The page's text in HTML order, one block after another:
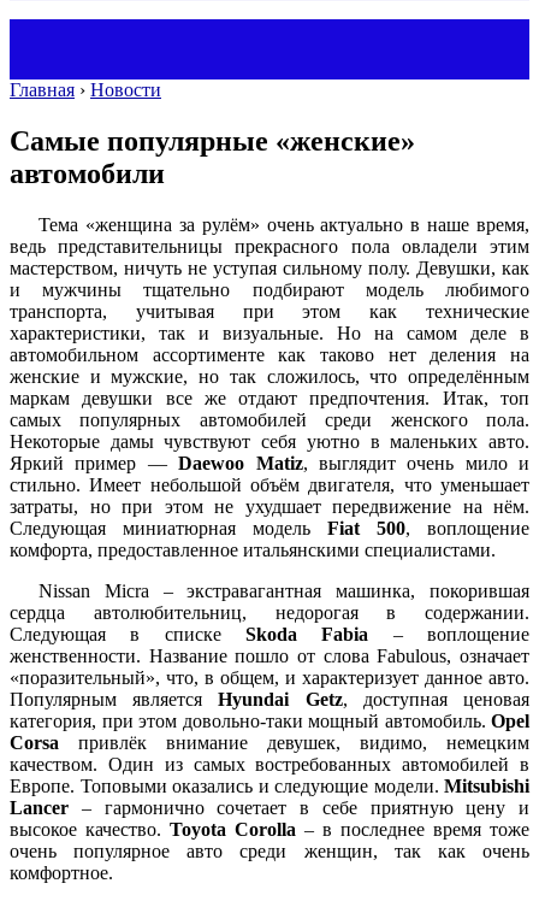
Главная › Новости
Самые популярные «женские»
автомобили
Тема «женщина за рулём» очень актуально в наше время,
ведь представительницы прекрасного пола овладели этим
мастерством, ничуть не уступая сильному полу. Девушки, как
и мужчины тщательно подбирают модель любимого
транспорта, учитывая при этом как технические
характеристики, так и визуальные. Но на самом деле в
автомобильном ассортименте как таково нет деления на
женские и мужские, но так сложилось, что определённым
маркам девушки все же отдают предпочтения. Итак, топ
самых популярных автомобилей среди женского пола.
Некоторые дамы чувствуют себя уютно в маленьких авто.
Яркий пример —Daewoo Matiz, выглядит очень мило и
стильно. Имеет небольшой объём двигателя, что уменьшает
затраты, но при этом не ухудшает передвижение на нём.
Следующая миниатюрная модель Fiat 500, воплощение
комфорта, предоставленное итальянскими специалистами.
Nissan Micra – экстравагантная машинка, покорившая
сердца автолюбительниц, недорогая в содержании.
Следующая в списке Skoda Fabia – воплощение
женственности. Название пошло от слова Fabulous, означает
«поразительный», что, в общем, и характеризует данное авто.
Популярным являетсяHyundai Getz, доступная ценовая
категория, при этом довольно-таки мощный автомобиль. Opel
Corsa привлёк внимание девушек, видимо, немецким
качеством. Один из самых востребованных автомобилей в
Европе. Топовыми оказались и следующие модели. Mitsubishi
Lancer – гармонично сочетает в себе приятную цену и
высокое качество. Toyota Corolla – в последнее время тоже
очень популярное авто среди женщин, так как очень
комфортное.